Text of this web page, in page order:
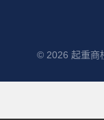
© 2026 起重商